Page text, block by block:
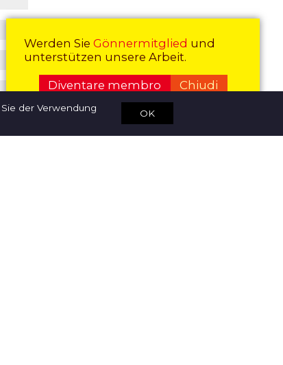
Werden Sie Gönnermitglied und
unterstützen unsere Arbeit.
Diventare membro Chiudi
der Verwendung
OK